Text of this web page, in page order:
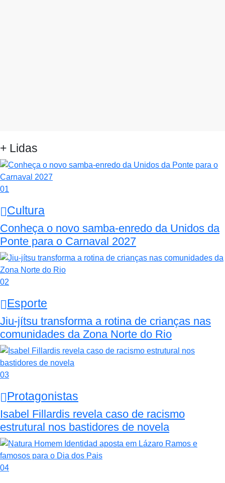
+ Lidas
01
Cultura
Conheça o novo samba-enredo da Unidos da
Ponte para o Carnaval 2027
02
Esporte
Jiu-jítsu transforma a rotina de crianças nas
comunidades da Zona Norte do Rio
03
Protagonistas
Isabel Fillardis revela caso de racismo
estrutural nos bastidores de novela
04